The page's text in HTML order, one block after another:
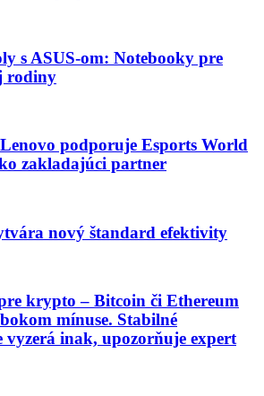
s ASUS-om: Notebooky pre
rodiny
podporuje Esports World
zakladajúci partner
nový štandard efektivity
krypto – Bitcoin či Ethereum
mínuse. Stabilné
vyzerá inak, upozorňuje expert